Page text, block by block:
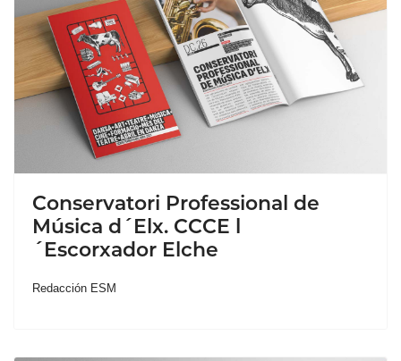
Conservatori Professional de
Música d´Elx. CCCE l
´Escorxador Elche
Redacción ESM